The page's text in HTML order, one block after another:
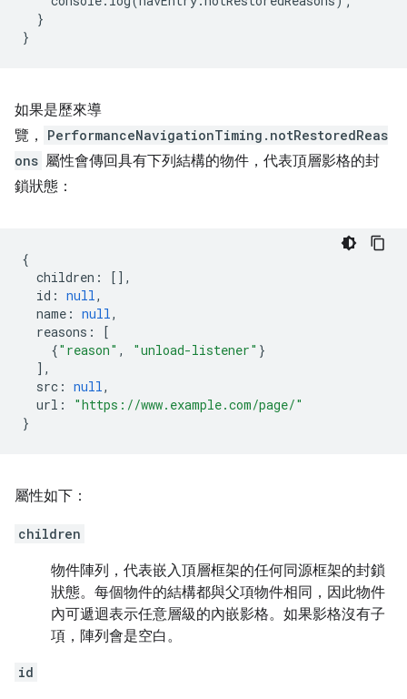
}
}
如果是歷來導
覽，
PerformanceNavigationTiming.notRestoredReas
ons 屬性會傳回具有下列結構的物件，代表頂層影格的封
鎖狀態：
{
children :
[],
id : null,
name : null,
reasons :
[
{"reason" , "unload-listener" }
],
src : null,
url :
"https://www.example.com/page/"
}
屬性如下：
children
物件陣列，代表嵌入頂層框架的任何同源框架的封鎖
狀態。每個物件的結構都與父項物件相同，因此物件
內可遞迴表示任意層級的內嵌影格。如果影格沒有子
項，陣列會是空白。
id